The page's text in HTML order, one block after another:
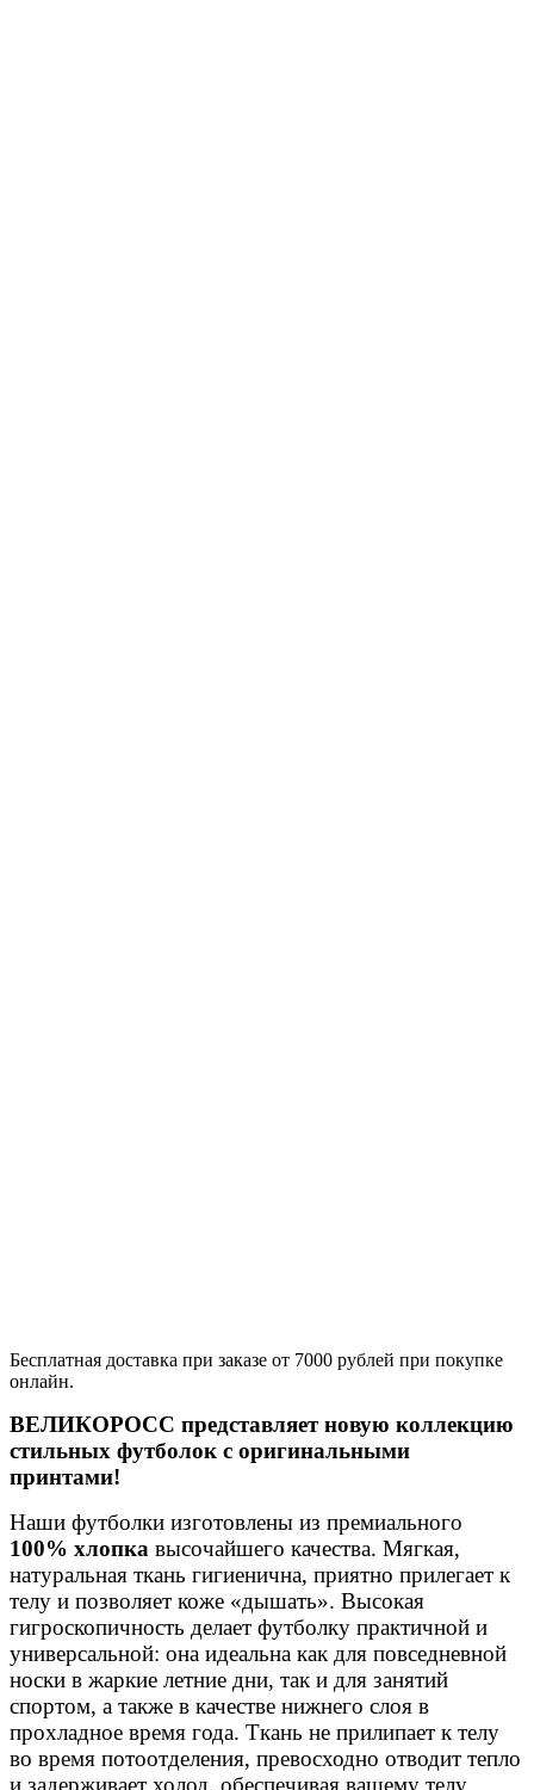
Бесплатная доставка при заказе от 7000 рублей при покупке
онлайн.
ВЕЛИКОРОСС представляет новую коллекцию
стильных футболок с оригинальными
принтами!
Наши футболки изготовлены из премиального
100% хлопка высочайшего качества. Мягкая,
натуральная ткань гигиенична, приятно прилегает к
телу и позволяет коже «дышать». Высокая
гигроскопичность делает футболку практичной и
универсальной: она идеальна как для повседневной
носки в жаркие летние дни, так и для занятий
спортом, а также в качестве нижнего слоя в
прохладное время года. Ткань не прилипает к телу
во время потоотделения, превосходно отводит тепло
и задерживает холод, обеспечивая вашему телу